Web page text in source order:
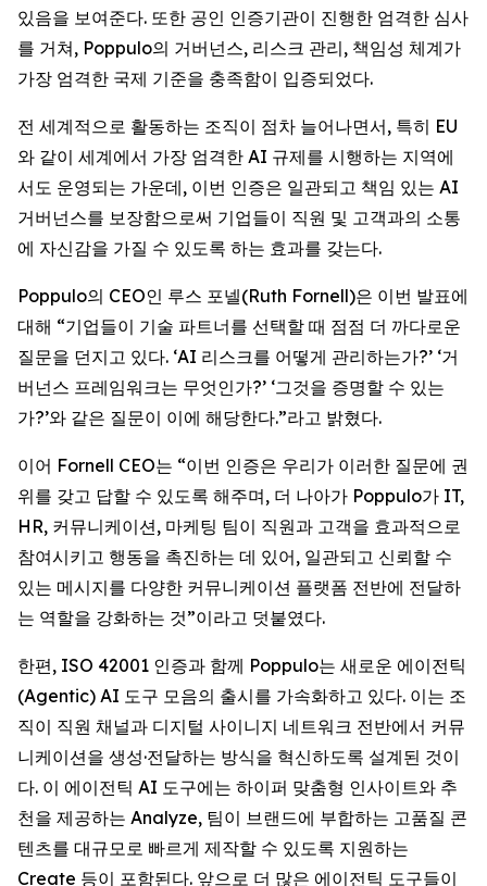
있음을 보여준다. 또한 공인 인증기관이 진행한 엄격한 심사
를 거쳐, Poppulo의 거버넌스, 리스크 관리, 책임성 체계가
가장 엄격한 국제 기준을 충족함이 입증되었다.
전 세계적으로 활동하는 조직이 점차 늘어나면서, 특히 EU
와 같이 세계에서 가장 엄격한 AI 규제를 시행하는 지역에
서도 운영되는 가운데, 이번 인증은 일관되고 책임 있는 AI
거버넌스를 보장함으로써 기업들이 직원 및 고객과의 소통
에 자신감을 가질 수 있도록 하는 효과를 갖는다.
Poppulo의 CEO인 루스 포넬(Ruth Fornell)은 이번 발표에
대해 “기업들이 기술 파트너를 선택할 때 점점 더 까다로운
질문을 던지고 있다. ‘AI 리스크를 어떻게 관리하는가?’ ‘거
버넌스 프레임워크는 무엇인가?’ ‘그것을 증명할 수 있는
가?’와 같은 질문이 이에 해당한다.”라고 밝혔다.
이어 Fornell CEO는 “이번 인증은 우리가 이러한 질문에 권
위를 갖고 답할 수 있도록 해주며, 더 나아가 Poppulo가 IT,
HR, 커뮤니케이션, 마케팅 팀이 직원과 고객을 효과적으로
참여시키고 행동을 촉진하는 데 있어, 일관되고 신뢰할 수
있는 메시지를 다양한 커뮤니케이션 플랫폼 전반에 전달하
는 역할을 강화하는 것”이라고 덧붙였다.
한편, ISO 42001 인증과 함께 Poppulo는 새로운 에이전틱
(Agentic) AI 도구 모음의 출시를 가속화하고 있다. 이는 조
직이 직원 채널과 디지털 사이니지 네트워크 전반에서 커뮤
니케이션을 생성·전달하는 방식을 혁신하도록 설계된 것이
다. 이 에이전틱 AI 도구에는 하이퍼 맞춤형 인사이트와 추
천을 제공하는 Analyze, 팀이 브랜드에 부합하는 고품질 콘
텐츠를 대규모로 빠르게 제작할 수 있도록 지원하는
Create 등이 포함된다. 앞으로 더 많은 에이전틱 도구들이